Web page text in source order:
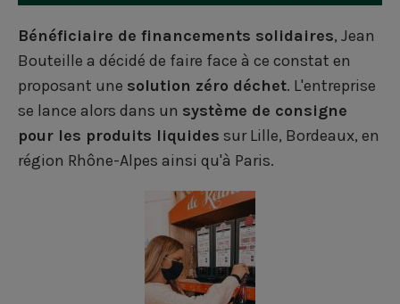
Bénéficiaire de financements solidaires, Jean
Bouteille a décidé de faire face à ce constat en
proposant une solution zéro déchet. L'entreprise
se lance alors dans un système de consigne
pour les produits liquides sur Lille, Bordeaux, en
région Rhône-Alpes ainsi qu'à Paris.